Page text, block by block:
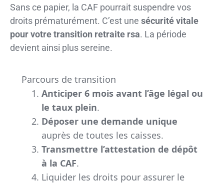
Sans ce papier, la CAF pourrait suspendre vos
droits prématurément. C’est une sécurité vitale
pour votre transition retraite rsa. La période
devient ainsi plus sereine.
Parcours de transition
Anticiper 6 mois avant l’âge légal ou
le taux plein.
Déposer une demande unique
auprès de toutes les caisses.
Transmettre l’attestation de dépôt
à la CAF.
Liquider les droits pour assurer le